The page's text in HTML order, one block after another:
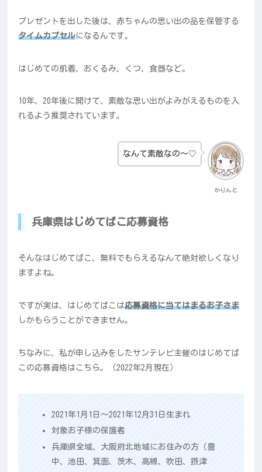
プレゼントを出した後は、赤ちゃんの思い出の品を保管する
タイムカプセルになるんです。
はじめての肌着、おくるみ、くつ、食器など。
10年、20年後に開けて、素敵な思い出がよみがえるものを入
れるよう推奨されています。
かりんと
なんて素敵なの～♡
兵庫県はじめてばこ応募資格
そんなはじめてばこ、無料でもらえるなんて絶対欲しくなり
ますよね。
ですが実は、はじめてばこは応募資格に当てはまるお子さま
しかもらうことができません。
ちなみに、私が申し込みをしたサンテレビ主催のはじめてば
この応募資格はこちら。（2022年2月現在）
2021年1月1日～2021年12月31日生まれ
対象お子様の保護者
兵庫県全域、大阪府北地域にお住みの方（豊
中、池田、箕面、茨木、高槻、吹田、摂津